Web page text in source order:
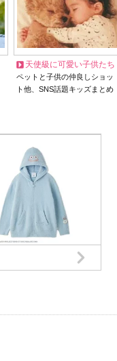
天使級に可愛い子供たち
ペットと子供の仲良しショッ
ト他、SNS話題キッズまとめ